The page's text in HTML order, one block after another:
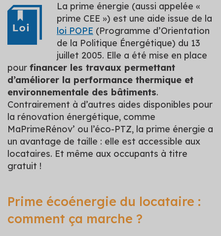
La prime énergie (aussi appelée «
prime CEE ») est une aide issue de la
loi POPE (Programme d’Orientation
de la Politique Énergétique) du 13
juillet 2005. Elle a été mise en place
pour financer les travaux permettant
d’améliorer la performance thermique et
environnementale des bâtiments.
Contrairement à d’autres aides disponibles pour
la rénovation énergétique, comme
MaPrimeRénov’ ou l’éco-PTZ, la prime énergie a
un avantage de taille : elle est accessible aux
locataires. Et même aux occupants à titre
gratuit !
Prime écoénergie du locataire :
comment ça marche ?